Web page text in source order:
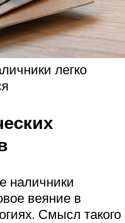
легко
наличники
веяние в
Смысл такого